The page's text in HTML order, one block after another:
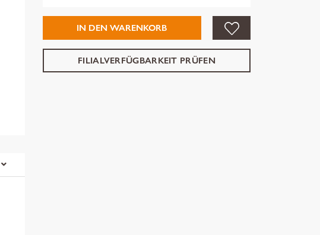
IN DEN WARENKORB
FILIALVERFÜGBARKEIT PRÜFEN